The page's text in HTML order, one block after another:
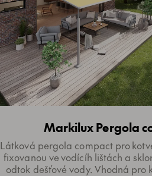
Markilux Pergola
Látková pergola compact pro
fixovanou ve vodícíh lištách a
odtok dešťové vody. Vhodná pro